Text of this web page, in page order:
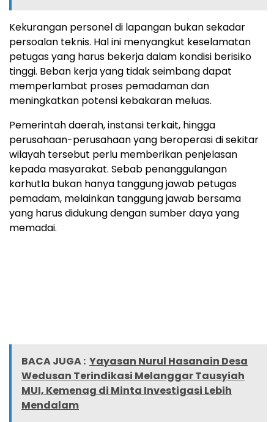
Kekurangan personel di lapangan bukan sekadar
persoalan teknis. Hal ini menyangkut keselamatan
petugas yang harus bekerja dalam kondisi berisiko
tinggi. Beban kerja yang tidak seimbang dapat
memperlambat proses pemadaman dan
meningkatkan potensi kebakaran meluas.
Pemerintah daerah, instansi terkait, hingga
perusahaan-perusahaan yang beroperasi di sekitar
wilayah tersebut perlu memberikan penjelasan
kepada masyarakat. Sebab penanggulangan
karhutla bukan hanya tanggung jawab petugas
pemadam, melainkan tanggung jawab bersama
yang harus didukung dengan sumber daya yang
memadai.
BACA JUGA : Yayasan Nurul Hasanain Desa
Wedusan Terindikasi Melanggar Tausyiah
MUI, Kemenag di Minta Investigasi Lebih
Mendalam